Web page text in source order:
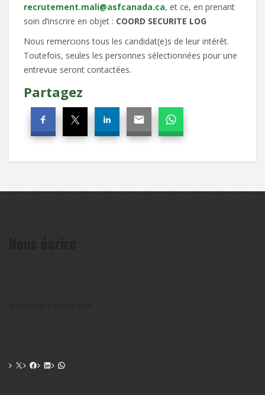
recrutement.mali@asfcanada.ca, et ce, en prenant
soin d’inscrire en objet : COORD SECURITE LOG
Nous remercions tous les candidat(e)s de leur intérêt.
Toutefois, seules les personnes sélectionnées pour une
entrevue seront contactées.
Partagez